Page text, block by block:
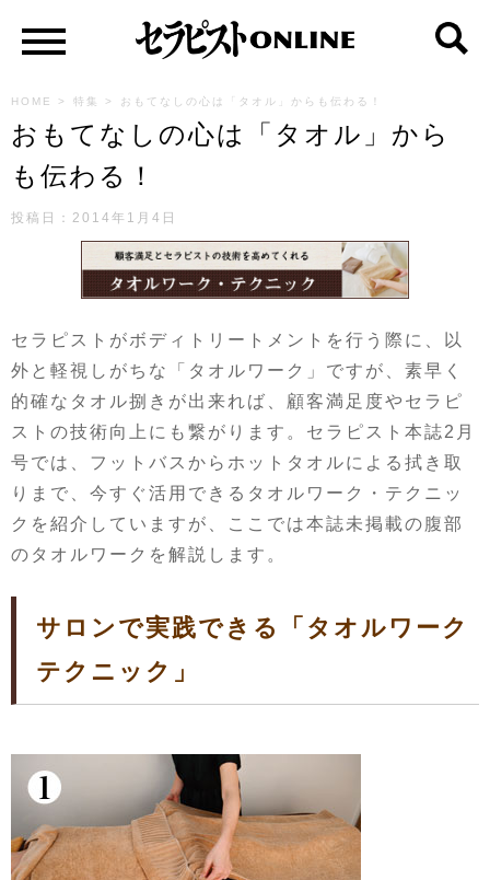
HOME > 特集 > おもてなしの心は「タオル」からも伝わる！
おもてなしの心は「タオル」から
も伝わる！
投稿日：2014年1月4日
セラピストがボディトリートメントを行う際に、以
外と軽視しがちな「タオルワーク」ですが、素早く
的確なタオル捌きが出来れば、顧客満足度やセラピ
ストの技術向上にも繋がります。セラピスト本誌2月
号では、フットバスからホットタオルによる拭き取
りまで、今すぐ活用できるタオルワーク・テクニッ
クを紹介していますが、ここでは本誌未掲載の腹部
のタオルワークを解説します。
サロンで実践できる「タオルワーク
テクニック」